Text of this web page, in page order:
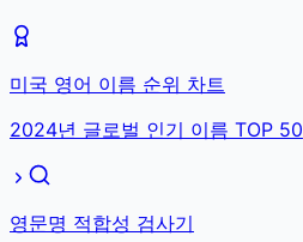
미국 영어 이름 순위 차트
2024년 글로벌 인기 이름 TOP 50
영문명 적합성 검사기